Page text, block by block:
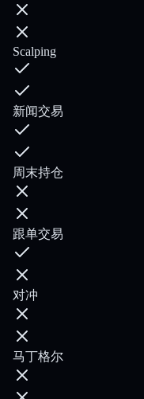
Scalping
新闻交易
周末持仓
跟单交易
对冲
马丁格尔